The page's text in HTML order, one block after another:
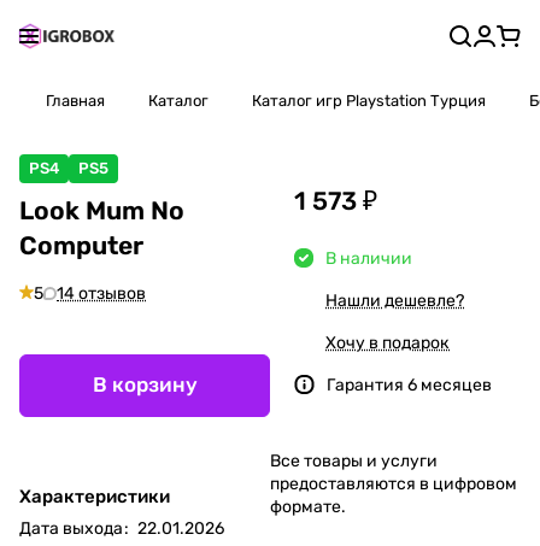
Главная Каталог Каталог игр Playstation Турция
PS4 PS5
Look Mum No
Computer
5 14 отзывов
В корзину
Характеристики
Дата выхода: 22.01.2026
1 573 ₽
В наличии
Нашли дешевле?
Хочу в подарок
Гарантия 6 месяцев
Все товары и услуги
предоставляются в цифровом
формате.